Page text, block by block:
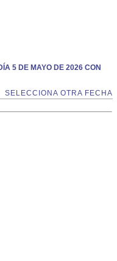
5 DE MAYO DE 2026 CON
SELECCIONA OTRA FECHA